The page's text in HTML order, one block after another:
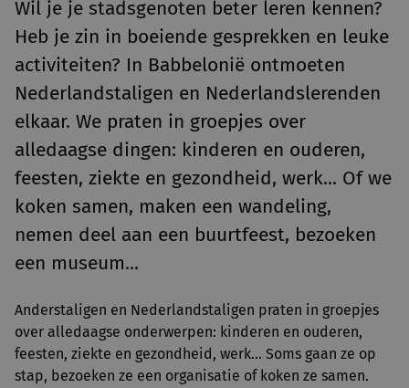
Wil je je stadsgenoten beter leren kennen?
Heb je zin in boeiende gesprekken en leuke
activiteiten? In Babbelonië ontmoeten
Nederlandstaligen en Nederlandslerenden
elkaar. We praten in groepjes over
alledaagse dingen: kinderen en ouderen,
feesten, ziekte en gezondheid, werk... Of we
koken samen, maken een wandeling,
nemen deel aan een buurtfeest, bezoeken
een museum...
Anderstaligen en Nederlandstaligen praten in groepjes
over alledaagse onderwerpen: kinderen en ouderen,
feesten, ziekte en gezondheid, werk… Soms gaan ze op
stap, bezoeken ze een organisatie of koken ze samen.